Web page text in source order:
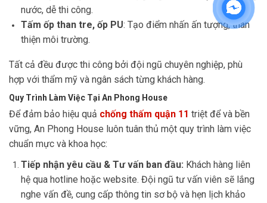
nước, dễ thi công.
Tấm ốp than tre, ốp PU: Tạo điểm nhấn ấn tượng, thân
thiện môi trường.
Tất cả đều được thi công bởi đội ngũ chuyên nghiệp, phù
hợp với thẩm mỹ và ngân sách từng khách hàng.
Quy Trình Làm Việc Tại An Phong House
Để đảm bảo hiệu quả chống thấm quận 11 triệt để và bền
vững, An Phong House luôn tuân thủ một quy trình làm việc
chuẩn mực và khoa học:
Tiếp nhận yêu cầu & Tư vấn ban đầu: Khách hàng liên
hệ qua hotline hoặc website. Đội ngũ tư vấn viên sẽ lắng
nghe vấn đề, cung cấp thông tin sơ bộ và hẹn lịch khảo